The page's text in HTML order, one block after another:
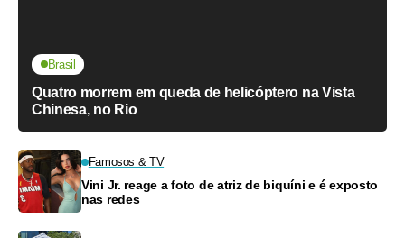
Brasil
Quatro morrem em queda de helicóptero na Vista
Chinesa, no Rio
Famosos & TV
Vini Jr. reage a foto de atriz de biquíni e é exposto
nas redes